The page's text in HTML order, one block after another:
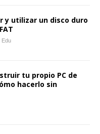
y utilizar un disco duro
Edu
tu propio PC de
hacerlo sin